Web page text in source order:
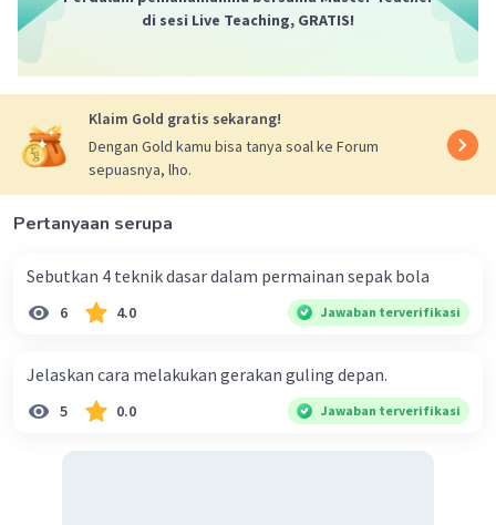
D. tendangan
Beri Rating·3.0(1) Balas
Fadhil N Level 51
11 Januari 2023 13:36
di sesi Live Teaching, GRATIS!
Klaim Gold gratis sekarang!
Dengan Gold kamu bisa tanya soal ke Forum
sepuasnya, lho.
Pertanyaan serupa
Sebutkan 4 teknik dasar dalam permainan sepak bola​
6 4.0 Jawaban terverifikasi
Jelaskan cara melakukan gerakan guling depan.
5 0.0 Jawaban terverifikasi